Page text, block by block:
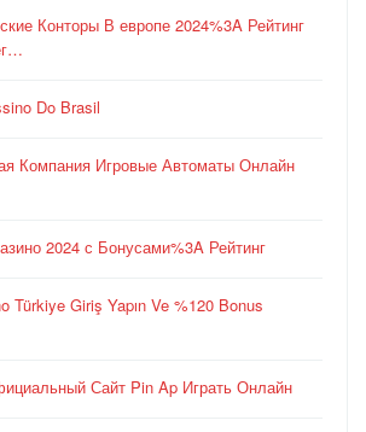
Конторы В европе 2024%3A Рейтинг
Do Brasil
Компания Игровые Автоматы Онлайн
2024 с Бонусами%3A Рейтинг
Türkiye Giriş Yapın Ve %120 Bonus
Сайт Pin Ap Играть Онлайн